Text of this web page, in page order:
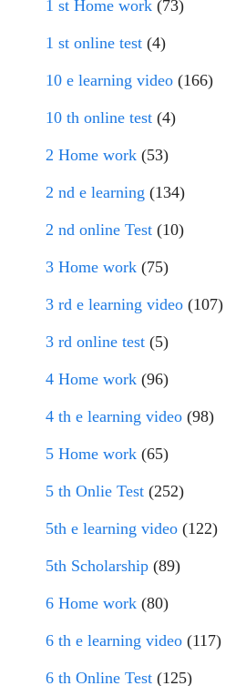
1 st Home work (73)
1 st online test (4)
10 e learning video (166)
10 th online test (4)
2 Home work (53)
2 nd e learning (134)
2 nd online Test (10)
3 Home work (75)
3 rd e learning video (107)
3 rd online test (5)
4 Home work (96)
4 th e learning video (98)
5 Home work (65)
5 th Onlie Test (252)
5th e learning video (122)
5th Scholarship (89)
6 Home work (80)
6 th e learning video (117)
6 th Online Test (125)